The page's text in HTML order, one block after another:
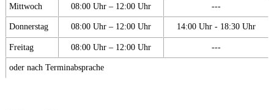
Mittwoch 08:00 Uhr – 12:00 Uhr ---
Donnerstag 08:00 Uhr – 12:00 Uhr 14:00 Uhr - 18:30 Uhr
Freitag 08:00 Uhr – 12:00 Uhr ---
oder nach Terminabsprache